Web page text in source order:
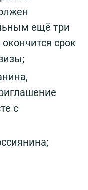
ещё три
срок
с